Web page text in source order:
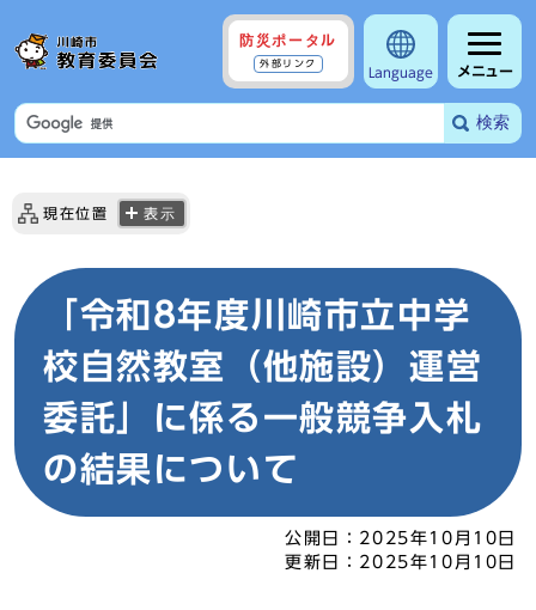
防災ポータル
外部リンク
Language メニュー
検索
現在位置 表示
「令和8年度川崎市立中学
校自然教室（他施設）運営
委託」に係る一般競争入札
の結果について
公開日： 2025年10月10日
更新日： 2025年10月10日